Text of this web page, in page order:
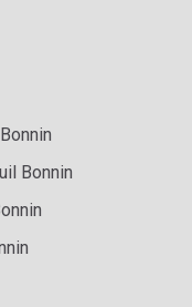
Bonnin